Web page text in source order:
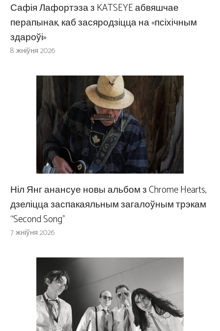
Сафія Лафортэза з KATSEYE абвяшчае
перапынак, каб засяродзіцца на «псіхічным
здароўі»
8 жніўня 2026
Ніл Янг анансуе новы альбом з Chrome Hearts,
дзеліцца заспакаяльным загалоўным трэкам
“Second Song”
7 жніўня 2026